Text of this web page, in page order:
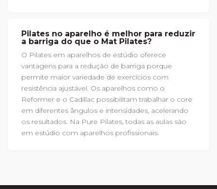
Pilates no aparelho é melhor para reduzir
a barriga do que o Mat Pilates?
O Pilates em aparelhos de estúdio oferece
vantagens para a redução de barriga porque
permite maior variedade de exercícios com
resistência ajustável. Os aparelhos como o
Reformer e o Cadillac possibilitam trabalhar o core
em diferentes ângulos e intensidades, acelerando
os resultados. Na Pure Pilates, todas as aulas são
em estúdio com aparelhos profissionais.